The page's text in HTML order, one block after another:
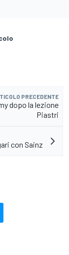
PRECEDENTE
dopo la lezione
Piastri
con Sainz